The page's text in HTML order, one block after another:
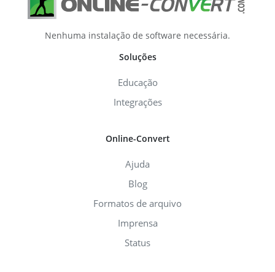
Nenhuma instalação de software necessária.
Soluções
Educação
Integrações
Online-Convert
Ajuda
Blog
Formatos de arquivo
Imprensa
Status